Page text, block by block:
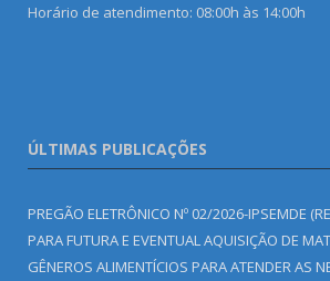
Horário de atendimento: 08:00h às 14:00h
ÚLTIMAS PUBLICAÇÕES
PREGÃO ELETRÔNICO Nº 02/2026-IPSEMDE
PARA FUTURA E EVENTUAL AQUISIÇÃO DE
GÊNEROS ALIMENTÍCIOS PARA ATENDER AS